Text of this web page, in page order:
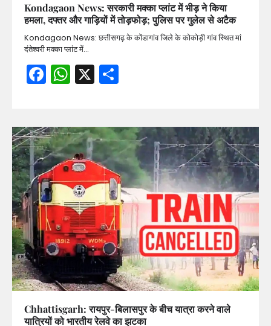
Kondagaon News: सरकारी मक्का प्लांट में भीड़ ने किया
हमला, दफ्तर और गाड़ियों में तोड़फोड़; पुलिस पर गुलेल से अटैक
Kondagaon News: छत्तीसगढ़ के कोंडागांव जिले के कोकोड़ी गांव स्थित मां
दंतेश्वरी मक्का प्लांट में…
Facebook
WhatsApp
X
Chhattisgarh: रायपुर-बिलासपुर के बीच यात्रा करने वाले
यात्रियों को भारतीय रेलवे का झटका